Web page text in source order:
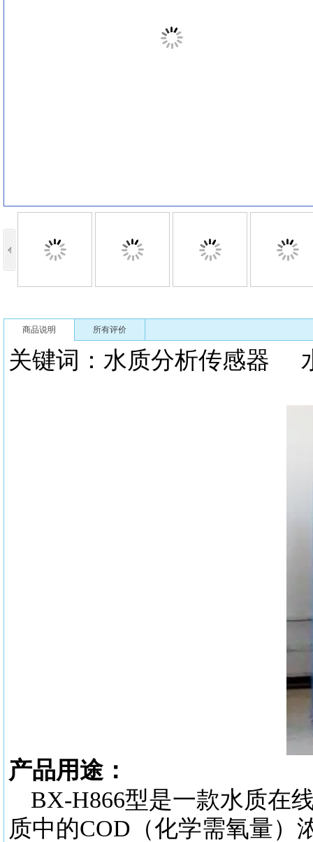
商品说明 所有评价
关键词： 水质分析传感器
产品用途：
BX-H866型是一款水质在
质中的COD（化学需氧量）